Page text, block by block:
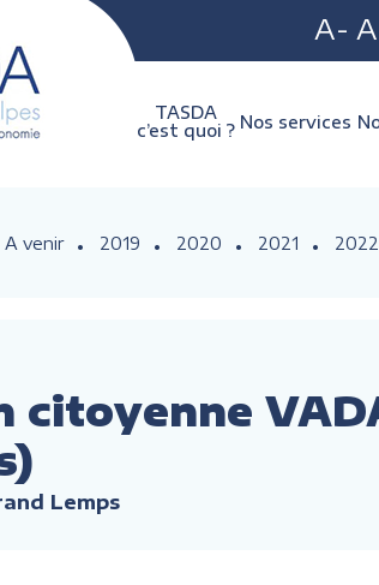
A- A
TASDA
c’est quoi ? Nos services
A venir 2019 2020 2021 2022
citoyenne
Lemps